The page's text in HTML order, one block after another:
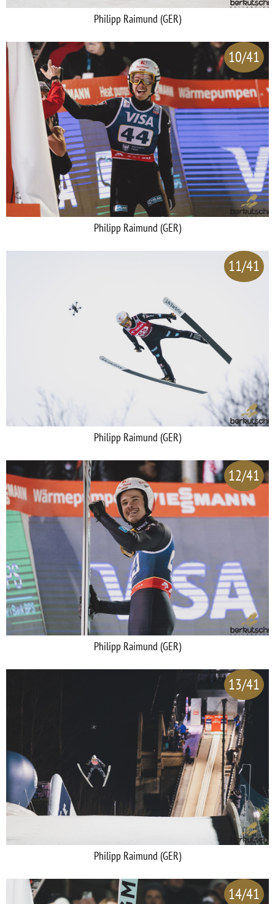
Philipp Raimund (GER)
10/41
Philipp Raimund (GER)
11/41
Philipp Raimund (GER)
12/41
Philipp Raimund (GER)
13/41
Philipp Raimund (GER)
14/41